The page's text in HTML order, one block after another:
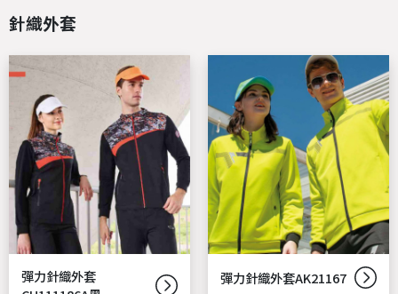
針織外套
彈力針織外套
彈力針織外套AK21167